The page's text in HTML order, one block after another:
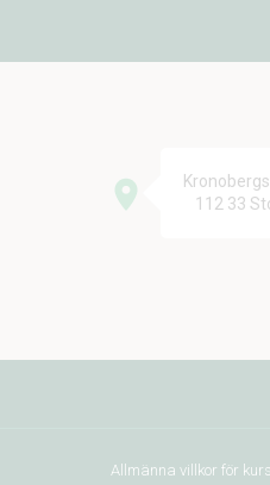
Allmänna villkor för